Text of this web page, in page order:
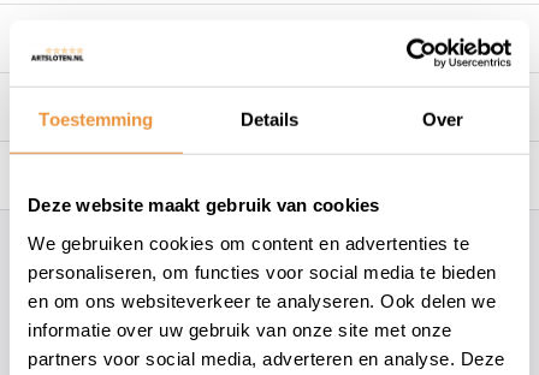
Toestemming Details Over
Deze website maakt gebruik van cookies
We gebruiken cookies om content en advertenties te
personaliseren, om functies voor social media te bieden
en om ons websiteverkeer te analyseren. Ook delen we
informatie over uw gebruik van onze site met onze
partners voor social media, adverteren en analyse. Deze
Specificaties
Hoe kunnen wij je helpen?
+31 78 780 2330